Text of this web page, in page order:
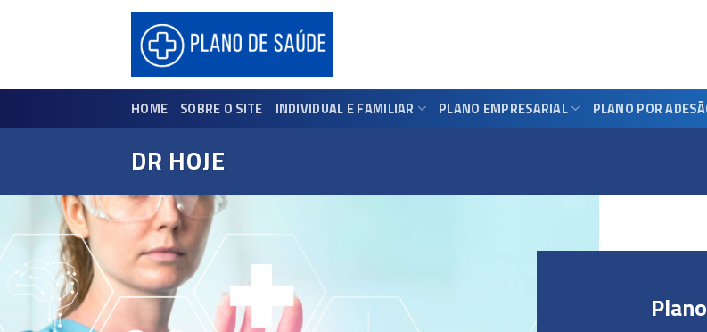
HOME SOBRE O SITE INDIVIDUAL E FAMILIAR PLANO EMPRESARIAL PLANO POR
DR HOJE